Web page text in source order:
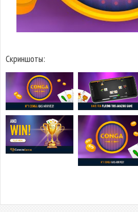
Скриншоты: